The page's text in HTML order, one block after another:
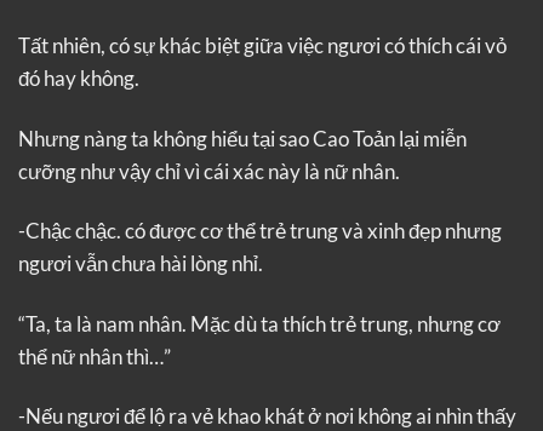
Tất nhiên, có sự khác biệt giữa việc ngươi có thích cái vỏ
đó hay không.
Nhưng nàng ta không hiểu tại sao Cao Toản lại miễn
cưỡng như vậy chỉ vì cái xác này là nữ nhân.
-Chậc chậc. có được cơ thể trẻ trung và xinh đẹp nhưng
ngươi vẫn chưa hài lòng nhỉ.
“Ta, ta là nam nhân. Mặc dù ta thích trẻ trung, nhưng cơ
thể nữ nhân thì…”
-Nếu ngươi để lộ ra vẻ khao khát ở nơi không ai nhìn thấy